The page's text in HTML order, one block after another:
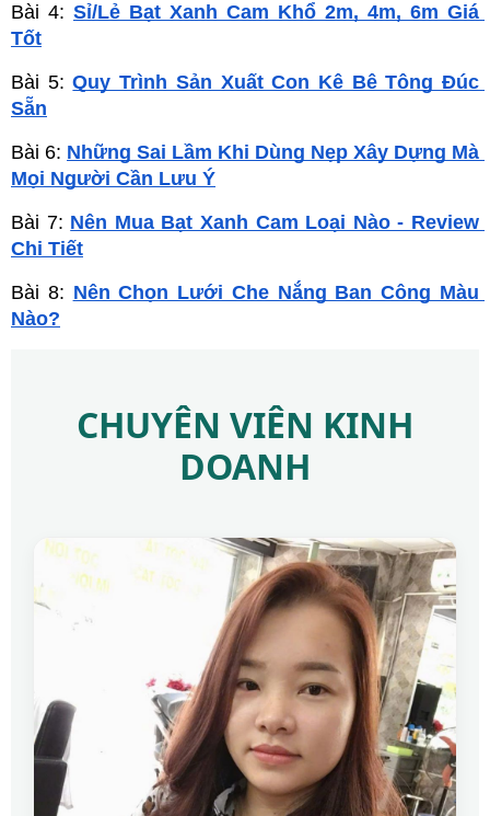
Bài 4: Sỉ/Lẻ Bạt Xanh Cam Khổ 2m, 4m, 6m Giá
Tốt
Bài 5: Quy Trình Sản Xuất Con Kê Bê Tông Đúc
Sẵn
Bài 6: Những Sai Lầm Khi Dùng Nẹp Xây Dựng Mà
Mọi Người Cần Lưu Ý
Bài 7: Nên Mua Bạt Xanh Cam Loại Nào - Review
Chi Tiết
Bài 8: Nên Chọn Lưới Che Nắng Ban Công Màu
Nào?
CHUYÊN VIÊN KINH
DOANH